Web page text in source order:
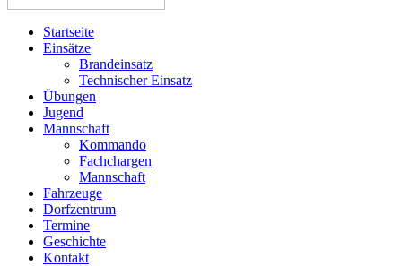
Startseite
Einsätze
Brandeinsatz
Technischer Einsatz
Übungen
Jugend
Mannschaft
Kommando
Fachchargen
Mannschaft
Fahrzeuge
Dorfzentrum
Termine
Geschichte
Kontakt